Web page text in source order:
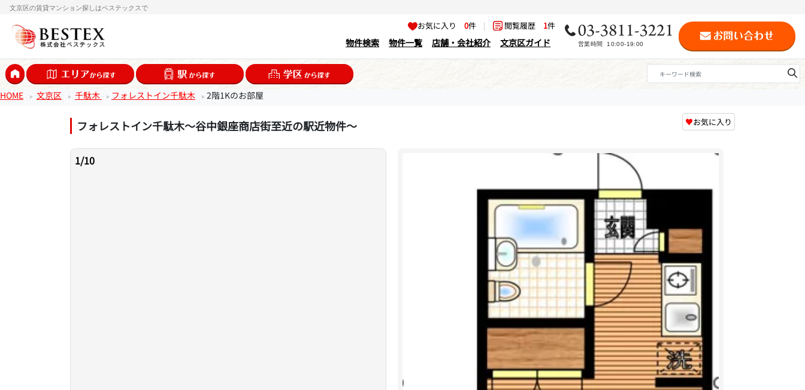
文京区の賃貸マンション探しはベステックスで
お気に入り0件 | 閲覧履歴 1件
物件検索 物件一覧 店舗・会社紹介 文京区ガイド
HOME 文京区 千駄木 フォレストイン千駄木 2階1Kのお部屋
フォレストイン千駄木～谷中銀座商店街至近の駅近物件～ ♥お気に入り
1/10